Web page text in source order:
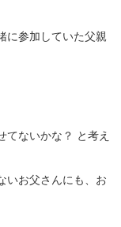
に参加していた父親
てないかな？ と考え
いお父さんにも、お